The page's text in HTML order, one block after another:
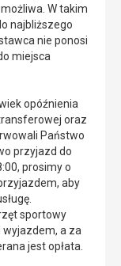
W takim
najbliższego
nie ponosi
miejsca
opóźnienia
oraz
Państwo
przyjazd do
prosimy o
aby
sportowy
a za
jest opłata.